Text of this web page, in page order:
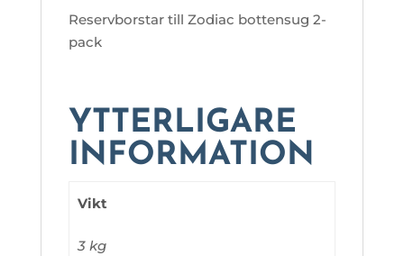
Reservborstar till Zodiac bottensug 2-
pack
YTTERLIGARE
INFORMATION
Vikt
3 kg